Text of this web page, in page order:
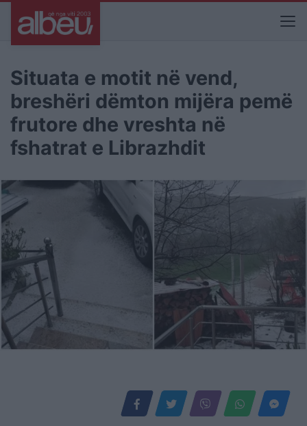
Situata e motit në vend,
breshëri dëmton mijëra pemë
frutore dhe vreshta në
fshatrat e Librazhdit